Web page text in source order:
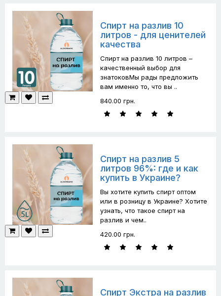
Спирт на разлив 10
литров - для ценителей
качества
Спирт на разлив 10 литров –
качественный выбор для
знатоковМы рады предложить
вам именно то, что вы ..
840.00 грн.
Спирт на разлив 5
литров 96%: где и как
купить в Украине?
Вы хотите купить спирт оптом
или в розницу в Украине? Хотите
узнать, что такое спирт на
разлив и чем..
420.00 грн.
Спирт Экстра на разлив